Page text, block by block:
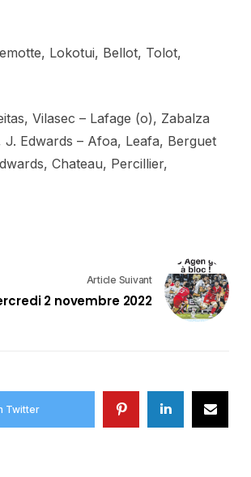
Lokotui, Bellot, Tolot,
Vilasec – Lafage (o), Zabalza
Edwards – Afoa, Leafa, Berguet
Chateau, Percillier,
Article Suivant
2 novembre 2022
Twitter